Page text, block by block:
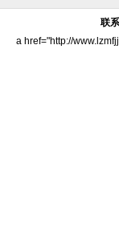
联
a href="http://